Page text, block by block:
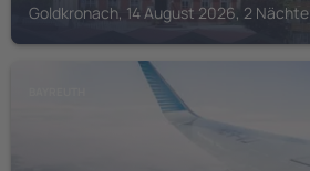
Goldkronach, 14 August 2026, 2 Nächte